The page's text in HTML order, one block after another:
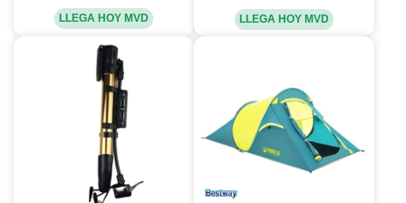
LLEGA HOY MVD LLEGA HOY MVD